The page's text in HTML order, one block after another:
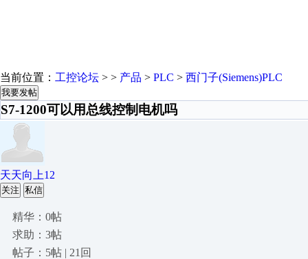
当前位置： 工控论坛 > > 产品 > PLC > 西门子(Siemens)PLC
我要发帖
S7-1200可以用总线控制电机吗
天天向上12
关注 私信
精华：0帖
求助：3帖
帖子：5帖 | 21回